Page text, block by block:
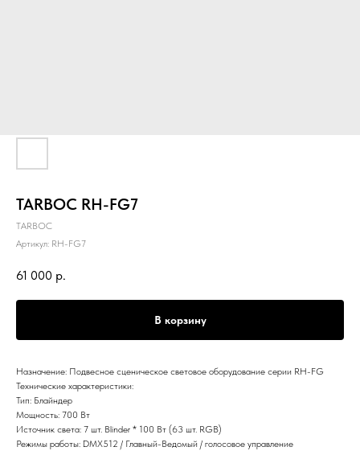
TARBOC RH-FG7
TARBOC
Артикул: RH-FG7
61 000 р.
В корзину
Назначение: Подвесное сценическое световое оборудование серии RH-FG
Технические характеристики:
Тип: Блайндер
Мощность: 700 Вт
Источник света: 7 шт. Blinder * 100 Вт (63 шт. RGB)
Режимы работы: DMX512 / Главный-Ведомый / голосовое управление